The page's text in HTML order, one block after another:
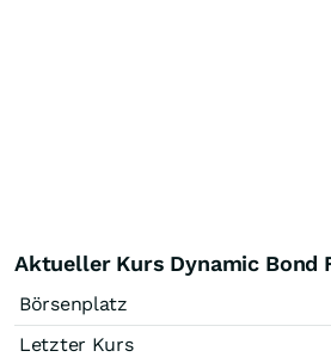
Aktueller Kurs Dynamic Bond
Börsenplatz
Letzter Kurs